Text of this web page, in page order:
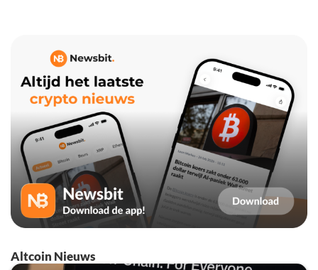
Altcoin Nieuws